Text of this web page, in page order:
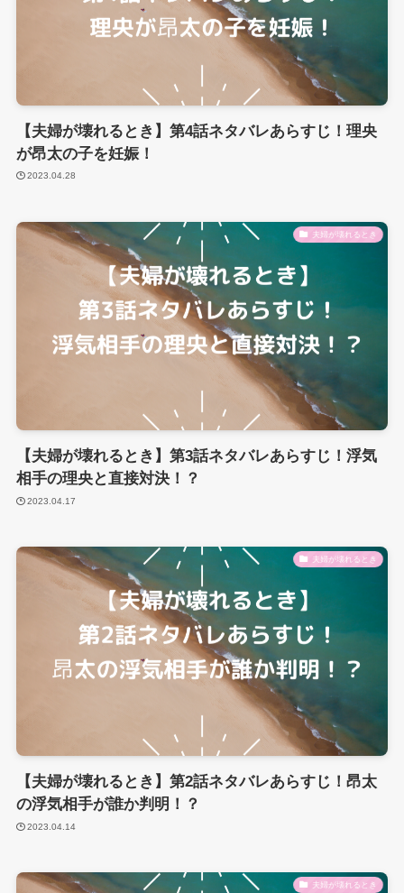
【夫婦が壊れるとき】第4話ネタバレあらすじ！理央
が昂太の子を妊娠！
2023.04.28
夫婦が壊れるとき
【夫婦が壊れるとき】第3話ネタバレあらすじ！浮気
相手の理央と直接対決！？
2023.04.17
夫婦が壊れるとき
【夫婦が壊れるとき】第2話ネタバレあらすじ！昂太
の浮気相手が誰か判明！？
2023.04.14
夫婦が壊れるとき